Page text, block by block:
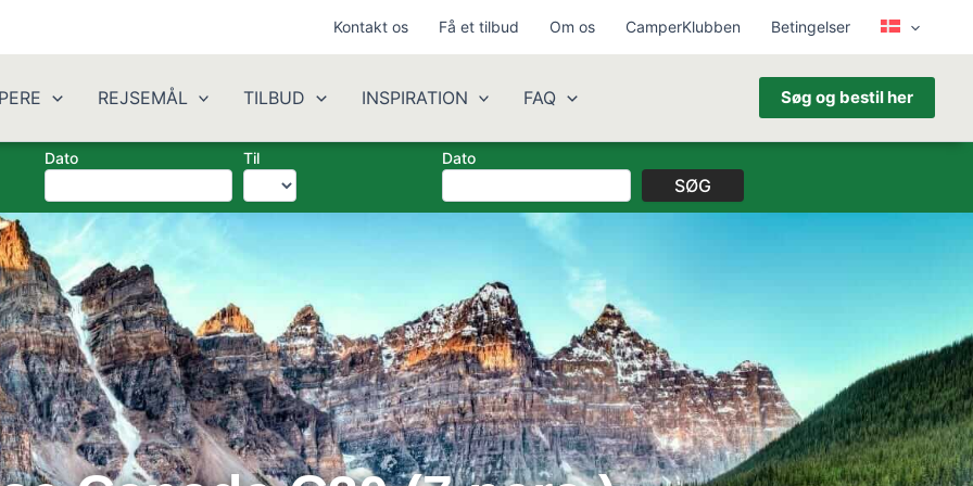
Kontakt os Få et tilbud Om os CamperKlubben Betingelser
REJSEMÅL TILBUD INSPIRATION FAQ Søg og bestil her
Dato Til Dato
SØG